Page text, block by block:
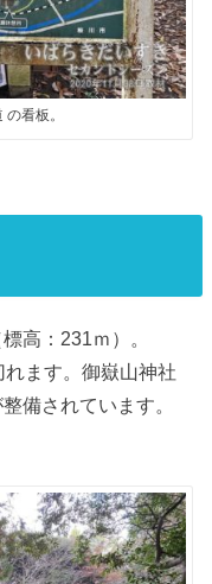
看板。
高：231ｍ）。
ます。御嶽山神社
備されています。